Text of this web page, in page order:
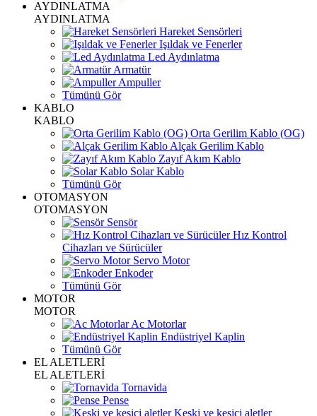
AYDINLATMA
AYDINLATMA
Hareket Sensörleri
Işıldak ve Fenerler
Led Aydınlatma
Armatür
Ampuller
Tümünü Gör
KABLO
KABLO
Orta Gerilim Kablo (OG)
Alçak Gerilim Kablo
Zayıf Akım Kablo
Solar Kablo
Tümünü Gör
OTOMASYON
OTOMASYON
Sensör
Hız Kontrol
Cihazları ve Sürücüler
Servo Motor
Enkoder
Tümünü Gör
MOTOR
MOTOR
Ac Motorlar
Endüstriyel Kaplin
Tümünü Gör
EL ALETLERİ
EL ALETLERİ
Tornavida
Pense
Keski ve kesici aletler